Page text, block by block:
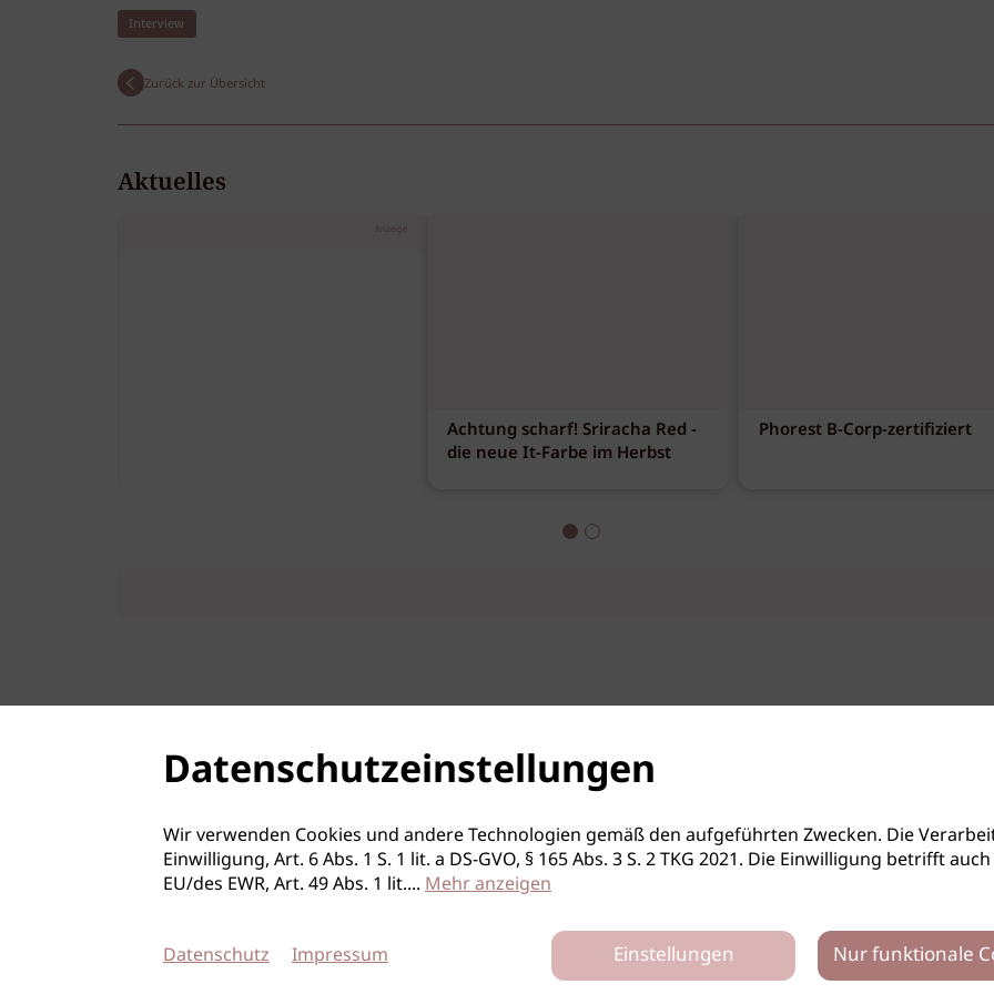
Interview
Zurück zur Übersicht
Aktuelles
Anzeige
Achtung scharf! Sriracha Red -
die neue It-Farbe im Herbst
Phorest B-Corp-zertifiziert
Datenschutzeinstellungen
Wir verwenden Cookies und andere Technologien gemäß den aufgeführten Zwecken. Die
Einwilligung, Art. 6 Abs. 1 S. 1 lit. a DS-GVO, § 165 Abs. 3 S. 2 TKG 2021. Die Einwilligung betrifft
EU/des EWR, Art. 49 Abs. 1 lit.... Mehr anzeigen
Datenschutz Impressum Einstellungen Nur funktionale